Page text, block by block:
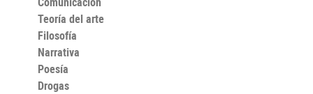
Teoría del arte
Filosofía
Narrativa
Poesía
Drogas